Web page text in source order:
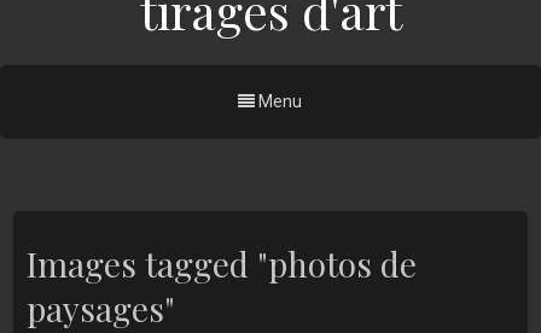
Menu
Images tagged "photos de
paysages"